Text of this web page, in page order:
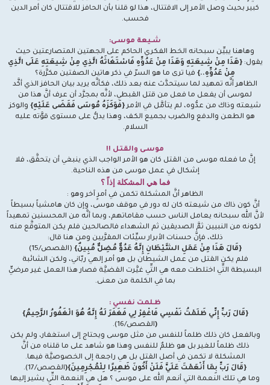
كبير بحيث وصل الأمر إلى الاقتتال، هذا لو قلنا بأن الحافز للاقتتال كان أمر الدين
فحسب.
شـيعة موسـى:
وهاهنا يبيِّن سبحانه الخط الفكري الحاكم على الجهتين المتصارعتين حيث
يقول:{هَذَا مِنْ شِيعَتِهِ وَهَذَا مِنْ عَدُوِّهِ فَاسْتَغَاثَهُ الَّذِي مِنْ شِيعَتِهِ عَلَى الَّذِي
مِنْ عَدُوِّهِ..} فيا ترى ما هو السرّ في ذكر هاتين الصفتين مكرَّرة؟
الظاهر أنَّه تمهيد لما سيتحدَّث عنه بعد ذلك، فكأنَّه يريد بيان الحافز الذي أكَّد
لموسى أن يفعل ما فعل من قتل القبطي، لأنَّه بمجرَّد أن عرف أنَّ هذا من
شيعته وذاك من عدُّوه، لم يتأمَّل في الأمر{فَوَكَزَهُ مُوسَى فَقَضَى عَلَيْهِ} والوكز
هو الطعن والدفع والضرب بجميع الكف، وهذا يدلُّ على مستوى قوَّته عليه
السلام.
موسـى والقتـل !!
إنَّ ما فعله موسى من القتل كان هو الأمر الواجب الذي ينبغي أن يتحقَّق، فلا
إشكال في عمل موسى من هذه الناحية.
فما هي المشكلة إذاً ؟
الظاهر أنَّ المشكلة تكمن في أمرٍ آخر وهو :
أنَّ كون ذاك من شيعته كان له دور في موقف موسى، وإن كان هامشياً بسيطاً
لأنَّ الله سبحانه يعامل الناس حسب مقاماتهم، وبما أنَّه من المحسنين تمهيداً
لكونه من النبيين ثمَّ الصديقين ثم الشهداء فالصالحين فلم يكن المتوقَّع منه
ذلك، فإنَّ حسنات الأبرار سيِّئات المقرَّبين ومن هنا قال:
{قَالَ هَذَا مِنْ عَمَلِ الشَّيْطَانِ إِنَّهُ عَدُوٌّ مُضِلٌّ مُبِينٌ} (القصص/15)
فلم يكن القتل من عمل الشيطان بل هو أمر إلهي ربّاني، ولكن الشائبة
البسيطة التِّي اختلطت معه هي التِّي غيَّرت القضيَّة فصار هذا العمل غير مرضيٍّ
بما في الكلمة من معنى.
ظـلمت نفسي :
{قَالَ رَبِّ إِنِّي ظَلَمْتُ نَفْسِي فَاغْفِرْ لِي فَغَفَرَ لَهُ إِنَّهُ هُوَ الْغَفُورُ الرَّحِيمُ}
(القصص/16).
وبالفعل كان ذلك ظلماً للنفس من مثل موسى ويحتاج إلى استغفار، ولم يكن
ذلك ظلماً للغير بل هو ظلمٌ للنفس وهذا هو شاهد على ما قلناه من أنَّ
المشكلة لا تكمن في أصل القتل بل هي راجعة إلى الخصوصيَّة فيها.
{قَالَ رَبِّ بِمَا أَنْعَمْتَ عَلَيَّ فَلَنْ أَكُونَ ظَهِيرًا لِلْمُجْرِمِينَ}(القصص/17).
وما هي تلك النعمة التي أنعم الله على موسى ؟ هل هي النعمة التِّي يشير إليها